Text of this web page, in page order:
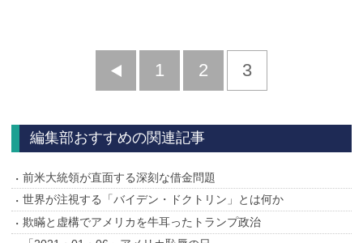
前
1 2 3
編集部おすすめの関連記事
前米大統領が直面する深刻な借金問題
世界が注視する「バイデン・ドクトリン」とは何か
欺瞞と虚構でアメリカを牛耳ったトランプ政治